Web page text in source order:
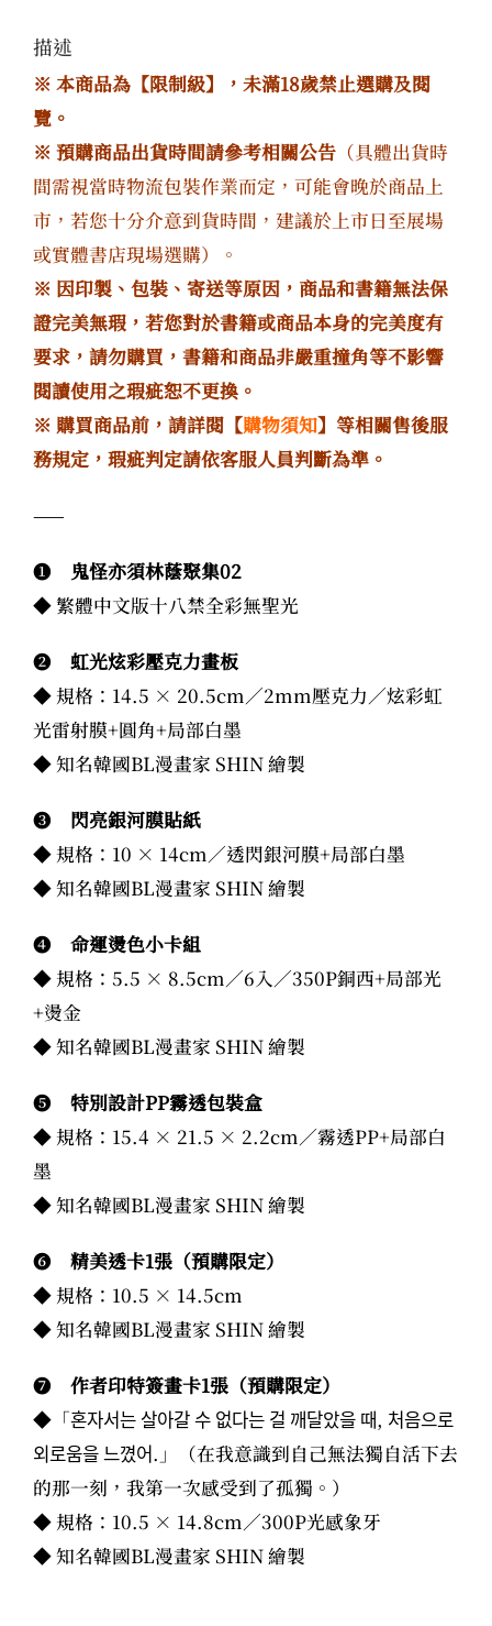
描述
※ 本商品為【限制級】，未滿18歲禁止選購及閱
覽。
※ 預購商品出貨時間請參考相關公告 （具體出貨時
間需視當時物流包裝作業而定，可能會晚於商品上
市，若您十分介意到貨時間，建議於上市日至展場
或實體書店現場選購）。
※ 因印製、包裝、寄送等原因，商品和書籍無法保
證完美無瑕，若您對於書籍或商品本身的完美度有
要求，請勿購買，書籍和商品非嚴重撞角等不影響
閱讀使用之瑕疵恕不更換。
※ 購買商品前，請詳閱【購物須知】等相關售後服
務規定，瑕疵判定請依客服人員判斷為準。
——
❶ 鬼怪亦須林蔭聚集02
◆ 繁體中文版十八禁全彩無聖光
❷
虹光炫彩壓克力畫板
◆ 規格：14.5 × 20.5cm／2mm壓克力／炫彩虹
光雷射膜+圓角+局部白墨
◆ 知名韓國BL漫畫家 SHIN 繪製
❸ 閃亮銀河膜貼紙
◆ 規格：10 × 14cm／透閃銀河膜+局部白墨
◆ 知名韓國BL漫畫家 SHIN 繪製
❹ 命運燙色小卡組
◆ 規格：5.5 × 8.5cm／6入／350P銅西+局部光
+燙金
◆ 知名韓國BL漫畫家 SHIN 繪製
❺ 特別設計PP霧透包裝盒
◆ 規格：15.4 × 21.5 × 2.2cm／霧透PP+局部白
墨
◆ 知名韓國BL漫畫家 SHIN 繪製
❻
精美透卡1張（預購限定）
◆ 規格：10.5 × 14.5cm
◆ 知名韓國BL漫畫家 SHIN 繪製
❼
作者印特簽畫卡1張（預購限定）
◆「혼자서는 살아갈 수 없다는 걸 깨달았을 때, 처음으로
외로움을 느꼈어.」（在我意識到自己無法獨自活下去
的那一刻，我第一次感受到了孤獨。）
◆ 規格：10.5 × 14.8cm／300P光感象牙
◆ 知名韓國BL漫畫家 SHIN 繪製